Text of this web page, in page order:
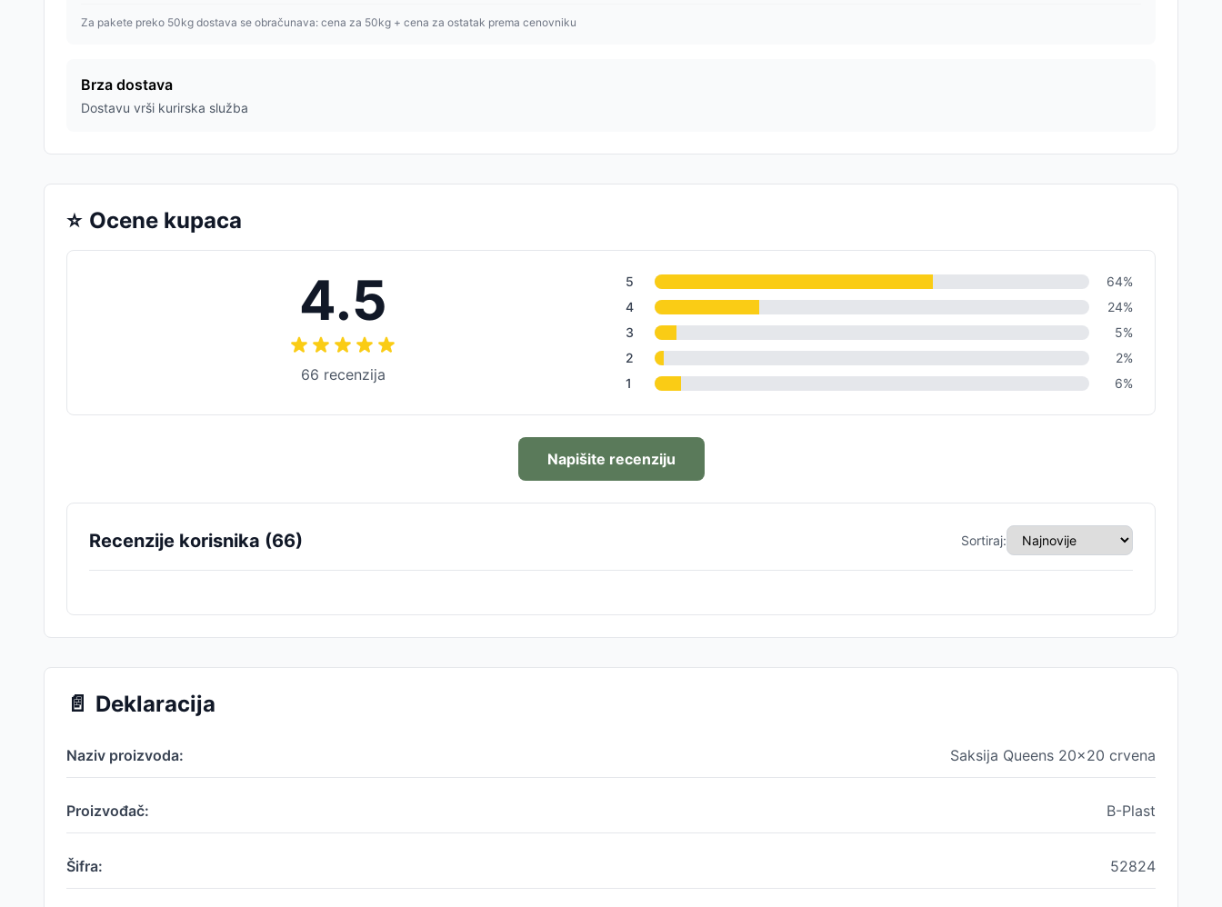
Za pakete preko 50kg dostava se obračunava: cena za 50kg + cena za ostatak prema cenovniku
Brza dostava
Dostavu vrši kurirska služba
⭐ Ocene kupaca
4.5
66 recenzija
5 64%
4
24%
3
5%
2
2%
1
6%
Napišite recenziju
Recenzije korisnika (66) Sortiraj:
📄 Deklaracija
Naziv proizvoda: Saksija Queens 20x20 crvena
Proizvođač: B-Plast
Šifra: 52824